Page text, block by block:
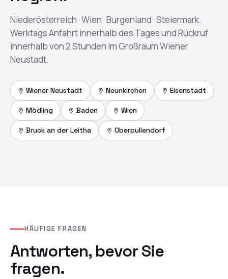
Niederösterreich · Wien · Burgenland · Steiermark.
Werktags Anfahrt innerhalb des Tages und Rückruf
innerhalb von 2 Stunden im Großraum Wiener
Neustadt.
Wiener Neustadt Neunkirchen Eisenstadt
Mödling Baden Wien
Bruck an der Leitha Oberpullendorf
Maps
öffnen
HÄUFIGE FRAGEN
Antworten, bevor Sie
fragen.